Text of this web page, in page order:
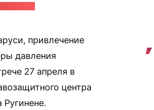
привлечение
давления
27 апреля в
центра